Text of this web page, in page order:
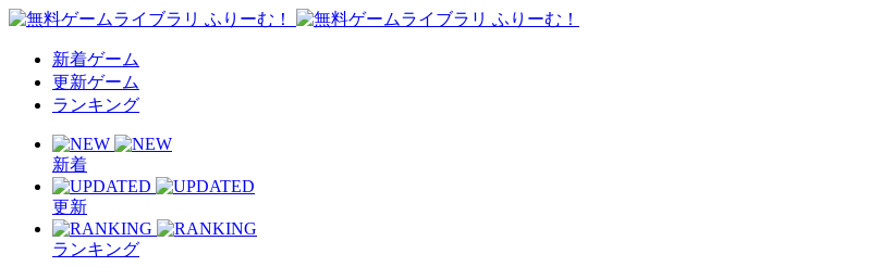
新着ゲーム
更新ゲーム
ランキング
新着
更新
ランキング